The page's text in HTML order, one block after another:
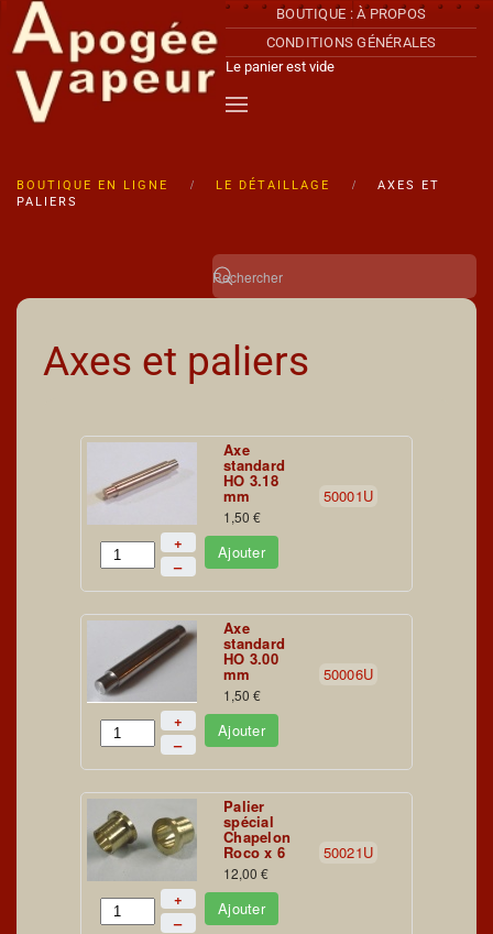
Accéder au contenu principal
BOUTIQUE : À PROPOS
CONDITIONS GÉNÉRALES
Le panier est vide
BOUTIQUE EN LIGNE LE DÉTAILLAGE
AXES ET
PALIERS
Axes et paliers
Axe
standard
HO 3.18
mm 50001U
1,50 €
+
–
Ajouter
Axe
standard
HO 3.00
mm 50006U
1,50 €
+
–
Ajouter
Palier
spécial
Chapelon
Roco x 6 50021U
12,00 €
+
–
Ajouter